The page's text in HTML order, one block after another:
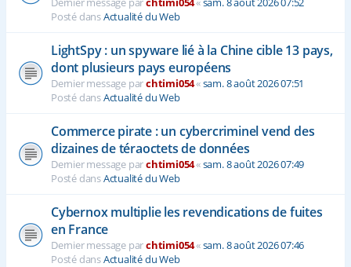
Posté dansActualité du Web
LightSpy : un spyware lié à la Chine cible 13 pays,
dont plusieurs pays européens
Dernier message parchtimi054«sam. 8 août 2026 07:51
Posté dansActualité du Web
Commerce pirate : un cybercriminel vend des
dizaines de téraoctets de données
Dernier message parchtimi054«sam. 8 août 2026 07:49
Posté dansActualité du Web
Cybernox multiplie les revendications de fuites
en France
Dernier message parchtimi054«sam. 8 août 2026 07:46
Posté dansActualité du Web